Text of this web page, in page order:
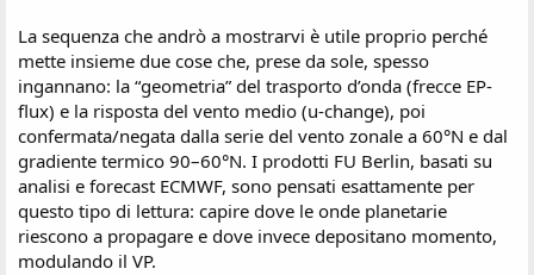
La sequenza che andrò a mostrarvi è utile proprio perché
mette insieme due cose che, prese da sole, spesso
ingannano: la “geometria” del trasporto d’onda (frecce EP-
flux) e la risposta del vento medio (u-change), poi
confermata/negata dalla serie del vento zonale a 60°N e dal
gradiente termico 90–60°N. I prodotti FU Berlin, basati su
analisi e forecast ECMWF, sono pensati esattamente per
questo tipo di lettura: capire dove le onde planetarie
riescono a propagare e dove invece depositano momento,
modulando il VP.